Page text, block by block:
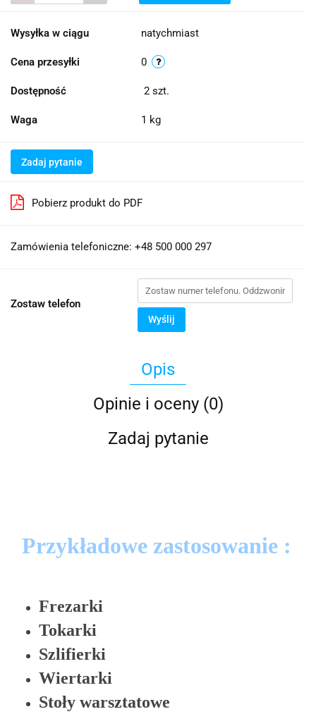
Wysyłka w ciągu natychmiast
Cena przesyłki 0
Dostępność 2 szt.
Waga 1 kg
Zadaj pytanie
Pobierz produkt do PDF
Zamówienia telefoniczne: +48 500 000 297
Zostaw telefon
Wyślij
Opis
Opinie i oceny (0)
Zadaj pytanie
Przykładowe zastosowanie :
Frezarki
Tokarki
Szlifierki
Wiertarki
Stoły warsztatowe